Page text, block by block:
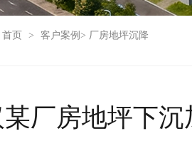
首页 > 客户案例 > 厂房地坪沉降
厂房地坪下沉